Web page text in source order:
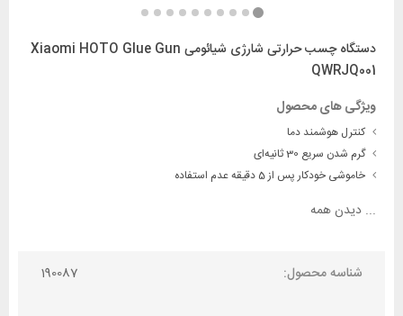
دستگاه چسب حرارتی شارژی شیائومی Xiaomi HOTO Glue Gun
QWRJQ001
ویژگی های محصول
کنترل هوشمند دما
گرم شدن سریع 30 ثانیه‌ای
خاموشی خودکار پس از 5 دقیقه عدم استفاده
... دیدن همه
شناسه محصول: 190087